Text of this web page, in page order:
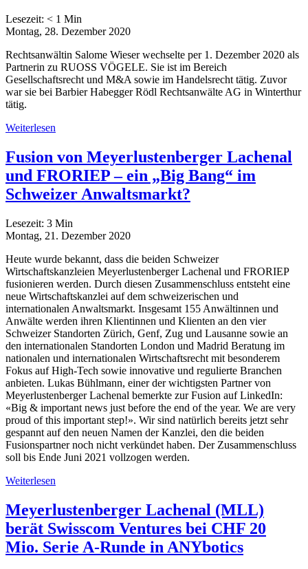
Lesezeit: < 1 Min
Montag, 28. Dezember 2020
Rechtsanwältin Salome Wieser wechselte per 1. Dezember 2020 als
Partnerin zu RUOSS VÖGELE. Sie ist im Bereich
Gesellschaftsrecht und M&A sowie im Handelsrecht tätig. Zuvor
war sie bei Barbier Habegger Rödl Rechtsanwälte AG in Winterthur
tätig.
Weiterlesen
Fusion von Meyerlustenberger Lachenal
und FRORIEP – ein „Big Bang“ im
Schweizer Anwaltsmarkt?
Lesezeit: 3 Min
Montag, 21. Dezember 2020
Heute wurde bekannt, dass die beiden Schweizer
Wirtschaftskanzleien Meyerlustenberger Lachenal und FRORIEP
fusionieren werden. Durch diesen Zusammenschluss entsteht eine
neue Wirtschaftskanzlei auf dem schweizerischen und
internationalen Anwaltsmarkt. Insgesamt 155 Anwältinnen und
Anwälte werden ihren Klientinnen und Klienten an den vier
Schweizer Standorten Zürich, Genf, Zug und Lausanne sowie an
den internationalen Standorten London und Madrid Beratung im
nationalen und internationalen Wirtschaftsrecht mit besonderem
Fokus auf High-Tech sowie innovative und regulierte Branchen
anbieten. Lukas Bühlmann, einer der wichtigsten Partner von
Meyerlustenberger Lachenal bemerkte zur Fusion auf LinkedIn:
«Big & important news just before the end of the year. We are very
proud of this important step!». Wir sind natürlich bereits jetzt sehr
gespannt auf den neuen Namen der Kanzlei, den die beiden
Fusionspartner noch nicht verkündet haben. Der Zusammenschluss
soll bis Ende Juni 2021 vollzogen werden.
Weiterlesen
Meyerlustenberger Lachenal (MLL)
berät Swisscom Ventures bei CHF 20
Mio. Serie A-Runde in ANYbotics